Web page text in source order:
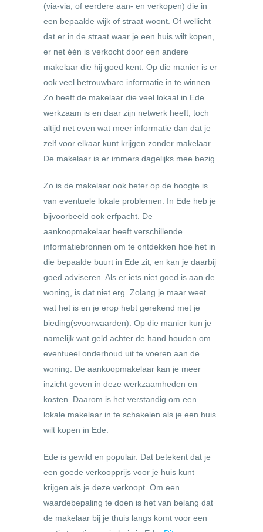
(via-via, of eerdere aan- en verkopen) die in
een bepaalde wijk of straat woont. Of wellicht
dat er in de straat waar je een huis wilt kopen,
er net één is verkocht door een andere
makelaar die hij goed kent. Op die manier is er
ook veel betrouwbare informatie in te winnen.
Zo heeft de makelaar die veel lokaal in Ede
werkzaam is en daar zijn netwerk heeft, toch
altijd net even wat meer informatie dan dat je
zelf voor elkaar kunt krijgen zonder makelaar.
De makelaar is er immers dagelijks mee bezig.
Zo is de makelaar ook beter op de hoogte is
van eventuele lokale problemen. In Ede heb je
bijvoorbeeld ook erfpacht. De
aankoopmakelaar heeft verschillende
informatiebronnen om te ontdekken hoe het in
die bepaalde buurt in Ede zit, en kan je daarbij
goed adviseren. Als er iets niet goed is aan de
woning, is dat niet erg. Zolang je maar weet
wat het is en je erop hebt gerekend met je
bieding(svoorwaarden). Op die manier kun je
namelijk wat geld achter de hand houden om
eventueel onderhoud uit te voeren aan de
woning. De aankoopmakelaar kan je meer
inzicht geven in deze werkzaamheden en
kosten. Daarom is het verstandig om een
lokale makelaar in te schakelen als je een huis
wilt kopen in Ede.
Ede is gewild en populair. Dat betekent dat je
een goede verkoopprijs voor je huis kunt
krijgen als je deze verkoopt. Om een
waardebepaling te doen is het van belang dat
de makelaar bij je thuis langs komt voor een